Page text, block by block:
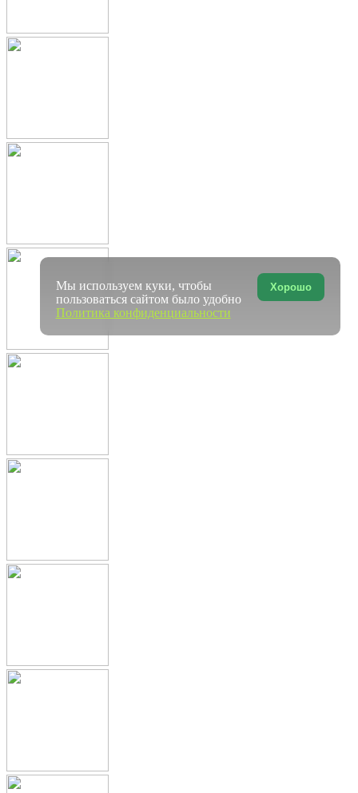
Хорошо
Мы используем куки, чтобы
пользоваться сайтом было удобно
Политика конфиденциальности